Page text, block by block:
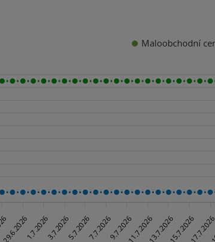
Maloobchodní